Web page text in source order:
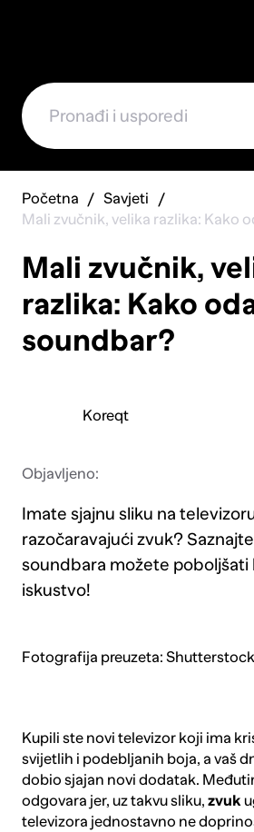
Početna
Savjeti
Mali zvučnik, velika razlika: Kako
Mali zvučnik,
razlika: Kako
soundbar?
Koreqt
Objavljeno:
Imate sjajnu sliku na
razočaravajući zvuk?
soundbara možete poboljšati
iskustvo!
Fotografija preuzeta:
Kupili ste novi televizor koji ima
svijetlih i podebljanih boja, a vaš
dobio sjajan novi dodatak.
odgovara jer, uz takvu sliku, zvuk
televizora jednostavno ne